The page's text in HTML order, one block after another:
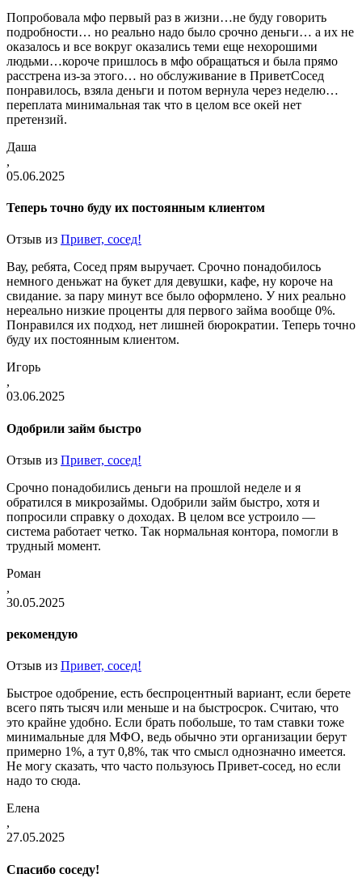
Попробовала мфо первый раз в жизни…не буду говорить
подробности… но реально надо было срочно деньги… а их не
оказалось и все вокруг оказались теми еще нехорошими
людьми…короче пришлось в мфо обращаться и была прямо
расстрена из-за этого… но обслуживание в ПриветСосед
понравилось, взяла деньги и потом вернула через неделю…
переплата минимальная так что в целом все окей нет
претензий.
Даша
,
05.06.2025
Теперь точно буду их постоянным клиентом
Отзыв из Привет, сосед!
Вау, ребята, Сосед прям выручает. Срочно понадобилось
немного деньжат на букет для девушки, кафе, ну короче на
свидание. за пару минут все было оформлено. У них реально
нереально низкие проценты для первого займа вообще 0%.
Понравился их подход, нет лишней бюрократии. Теперь точно
буду их постоянным клиентом.
Игорь
,
03.06.2025
Одобрили займ быстро
Отзыв из Привет, сосед!
Срочно понадобились деньги на прошлой неделе и я
обратился в микрозаймы. Одобрили займ быстро, хотя и
попросили справку о доходах. В целом все устроило —
система работает четко. Так нормальная контора, помогли в
трудный момент.
Роман
,
30.05.2025
рекомендую
Отзыв из Привет, сосед!
Быстрое одобрение, есть беспроцентный вариант, если берете
всего пять тысяч или меньше и на быстросрок. Считаю, что
это крайне удобно. Если брать побольше, то там ставки тоже
минимальные для МФО, ведь обычно эти организации берут
примерно 1%, а тут 0,8%, так что смысл однозначно имеется.
Не могу сказать, что часто пользуюсь Привет-сосед, но если
надо то сюда.
Елена
,
27.05.2025
Спасибо соседу!